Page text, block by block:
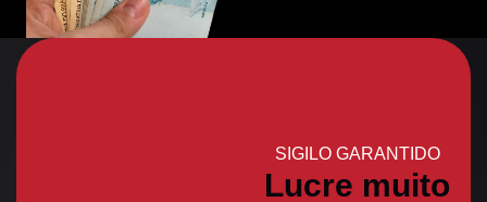
SIGILO GARANTIDO
Lucre muito